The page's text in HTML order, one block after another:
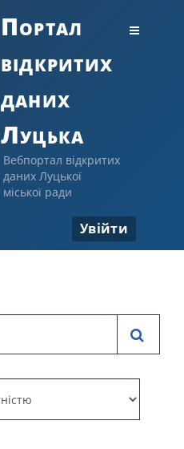
Портал
відкритих
даних
Луцька
Вебпортал відкритих
даних Луцької
міської ради
Увійти